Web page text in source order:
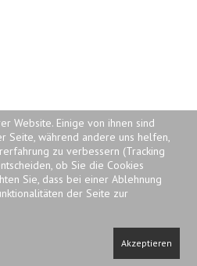
Website. Einige von ihnen sind
Seite, während andere uns helfen,
zu verbessern (Tracking
ob Sie die Cookies
Sie, dass bei einer Ablehnung
der Seite zur
Akzeptieren